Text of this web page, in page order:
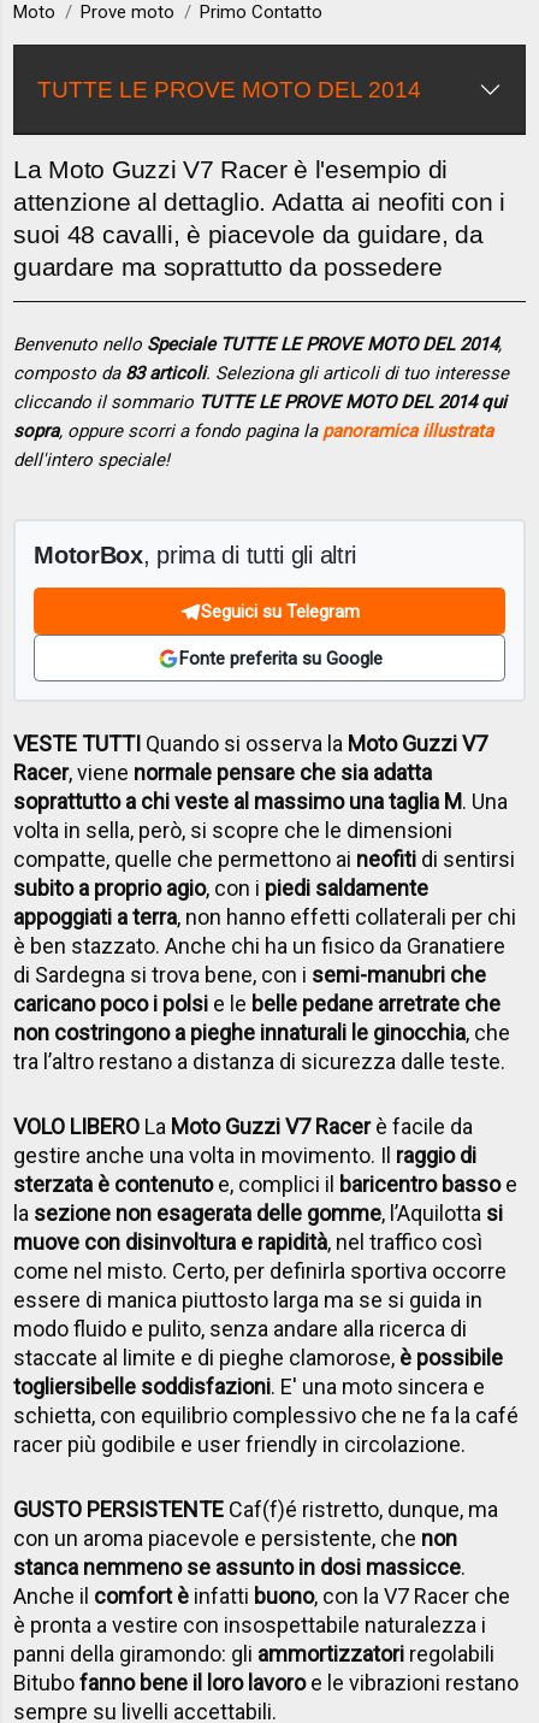
Moto Prove moto Primo Contatto
TUTTE LE PROVE MOTO DEL 2014
La Moto Guzzi V7 Racer è l'esempio di
attenzione al dettaglio. Adatta ai neofiti con i
suoi 48 cavalli, è piacevole da guidare, da
guardare ma soprattutto da possedere
Benvenuto nello Speciale TUTTE LE PROVE MOTO DEL 2014,
composto da 83 articoli. Seleziona gli articoli di tuo interesse
cliccando il sommario TUTTE LE PROVE MOTO DEL 2014 qui
sopra, oppure scorri a fondo pagina la panoramica illustrata
dell'intero speciale!
MotorBox, prima di tutti gli altri
Seguici su Telegram
Fonte preferita su Google
VESTE TUTTI Quando si osserva la Moto Guzzi V7
Racer, viene normale pensare che sia adatta
soprattutto a chi veste al massimo una taglia M. Una
volta in sella, però, si scopre che le dimensioni
compatte, quelle che permettono ai neofiti di sentirsi
subito a proprio agio, con i piedi saldamente
appoggiati a terra, non hanno effetti collaterali per chi
è ben stazzato. Anche chi ha un fisico da Granatiere
di Sardegna si trova bene, con i semi-manubri che
caricano poco i polsi e le belle pedane arretrate che
non costringono a pieghe innaturali le ginocchia, che
tra l’altro restano a distanza di sicurezza dalle teste.
VOLO LIBERO La Moto Guzzi V7 Racerè facile da
gestire anche una volta in movimento. Il raggio di
sterzata è contenutoe, complici il baricentro bassoe
la sezione non esagerata delle gomme, l’Aquilotta si
muove con disinvoltura e rapidità, nel traffico così
come nel misto. Certo, per definirla sportiva occorre
essere di manica piuttosto larga ma se si guida in
modo fluido e pulito, senza andare alla ricerca di
staccate al limite e di pieghe clamorose, è possibile
togliersibelle soddisfazioni. E' una moto sincera e
schietta, con equilibrio complessivo che ne fa la café
racer più godibile e user friendly in circolazione.
GUSTO PERSISTENTE Caf(f)é ristretto, dunque, ma
con un aroma piacevole e persistente, che non
stanca nemmeno se assunto in dosi massicce.
Anche il comfort è infatti buono, con la V7 Racer che
è pronta a vestire con insospettabile naturalezza i
panni della giramondo: gli ammortizzatori regolabili
Bitubofanno bene il loro lavoroe le vibrazioni restano
sempre su livelli accettabili.